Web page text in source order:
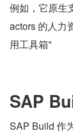
例如，它原生
actors 的人力
用工具箱"
SAP
SAP Build 作